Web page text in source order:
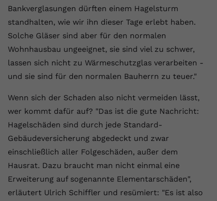
Bankverglasungen dürften einem Hagelsturm
standhalten, wie wir ihn dieser Tage erlebt haben.
Solche Gläser sind aber für den normalen
Wohnhausbau ungeeignet, sie sind viel zu schwer,
lassen sich nicht zu Wärmeschutzglas verarbeiten -
und sie sind für den normalen Bauherrn zu teuer."
Wenn sich der Schaden also nicht vermeiden lässt,
wer kommt dafür auf? "Das ist die gute Nachricht:
Hagelschäden sind durch jede Standard-
Gebäudeversicherung abgedeckt und zwar
einschließlich aller Folgeschäden, außer dem
Hausrat. Dazu braucht man nicht einmal eine
Erweiterung auf sogenannte Elementarschäden",
erläutert Ulrich Schiffler und resümiert: "Es ist also
Laufzeit Session
Zweck
YouTube setzt diesen Cookie, um die
Videopräferenzen des Benutzers zu
speichern, der eingebettete YouTube-
Videos verwendet.
Anbieter youtube.com
Zweck
Dieser von YouTube gesetzte Cookie
registriert eine eindeutige ID, um
Daten darüber zu speichern, welche
Videos von YouTube der Nutzer
gesehen hat.